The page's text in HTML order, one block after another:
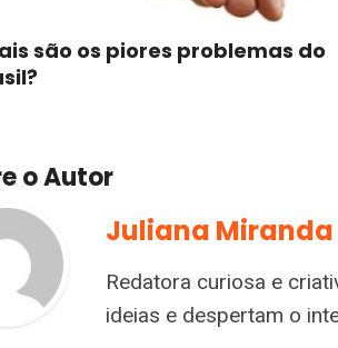
são os piores problemas do
o Autor
Juliana Miranda
Redatora curiosa e
ideias e despertam o